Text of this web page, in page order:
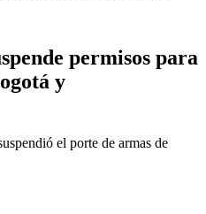
permisos para
y
el porte de armas de